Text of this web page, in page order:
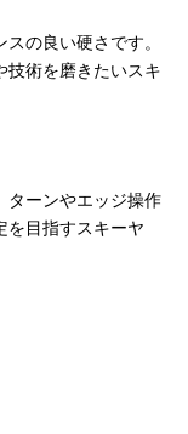
の良い硬さです。
技術を磨きたいスキ
ターンやエッジ操作
を目指すスキーヤ